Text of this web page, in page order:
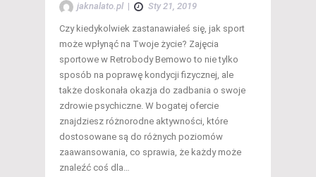
jaknalato.pl | Sty 21, 2019
Czy kiedykolwiek zastanawiałeś się, jak sport
może wpłynąć na Twoje życie? Zajęcia
sportowe w Retrobody Bemowo to nie tylko
sposób na poprawę kondycji fizycznej, ale
także doskonała okazja do zadbania o swoje
zdrowie psychiczne. W bogatej ofercie
znajdziesz różnorodne aktywności, które
dostosowane są do różnych poziomów
zaawansowania, co sprawia, że każdy może
znaleźć coś dla…